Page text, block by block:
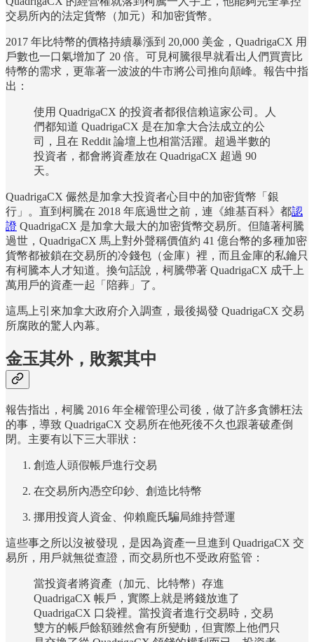
交易所內的法定貨幣（加元）和加密貨幣。
2017 年比特幣的價格持續暴漲到 20,000 美金，QuadrigaCX 用
戶數也一口氣增加了 20 倍。可見柯騰很早就看出人們買賣比
特幣的需求，更靠著一波波的牛市將公司推向顛峰。報告中指
出：
使用 QuadrigaCX 的投資者都很信賴這家公司。人
們都知道 QuadrigaCX 是在加拿大合法成立的公
司，且在 Reddit 論壇上也相當活躍。超過半數的
投資者，都會將資產放在 QuadrigaCX 超過 90
天。
QuadrigaCX 儼然是加拿大投資者心目中的加密貨幣「銀
行」。直到柯騰在 2018 年底過世之前，連《維基百科》都認
證 QuadrigaCX 是加拿大最大的加密貨幣交易所。但隨著柯騰
過世，QuadrigaCX 馬上對外聲稱價值約 41 億台幣的多種加密
貨幣都被鎖在交易所的冷錢包（金庫）裡，而且金庫的私鑰只
有柯騰本人才知道。換句話說，柯騰帶著 QuadrigaCX 成千上
萬用戶的資產一起「陪葬」了。
這馬上引來加拿大政府介入調查，最後揭發 QuadrigaCX 交易
所腐敗的驚人內幕。
金玉其外，敗絮其中
報告指出，柯騰 2016 年全權管理公司後，做了許多貪髒枉法
的事，導致 QuadrigaCX 交易所在他死後不久也跟著破產倒
閉。主要有以下三大罪狀：
創造人頭假帳戶進行交易
在交易所內憑空印鈔、創造比特幣
挪用投資人資金、仰賴龐氏騙局維持營運
這些事之所以沒被發現，是因為資產一旦進到 QuadrigaCX 交
易所，用戶就無從查證，而交易所也不受政府監管：
當投資者將資產（加元、比特幣）存進
QuadrigaCX 帳戶，實際上就是將錢放進了
QuadrigaCX 口袋裡。當投資者進行交易時，交易
雙方的帳戶餘額雖然會有所變動，但實際上他們只